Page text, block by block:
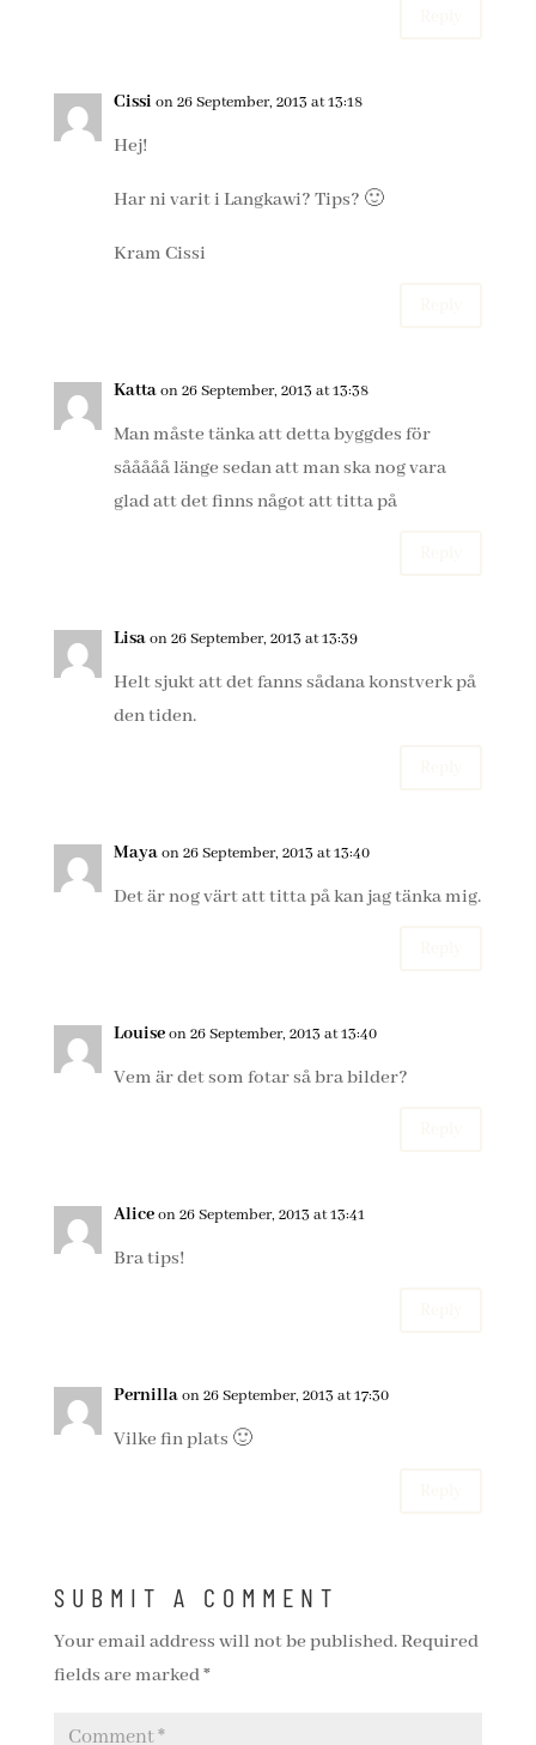
Cissi on 26 September, 2013 at 13:18
Hej!
Har ni varit i Langkawi? Tips? 🙂
Kram Cissi
Kattaon 26 September, 2013 at 13:38
Man måste tänka att detta byggdes för
sååååå länge sedan att man ska nog vara
glad att det finns något att titta på
Lisaon 26 September, 2013 at 13:39
Helt sjukt att det fanns sådana konstverk på
den tiden.
Mayaon 26 September, 2013 at 13:40
Det är nog värt att titta på kan jag tänka mig.
Louiseon 26 September, 2013 at 13:40
Vem är det som fotar så bra bilder?
Aliceon 26 September, 2013 at 13:41
Bra tips!
Pernillaon 26 September, 2013 at 17:30
Vilke fin plats 🙂
SUBMIT A COMMENT
Your email address will not be published.Required
fields are marked*